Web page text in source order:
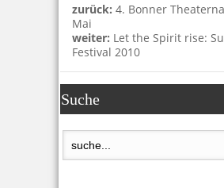
zurück: 4. Bonner
Mai
weiter: Let the Spirit rise:
Festival 2010
Suche